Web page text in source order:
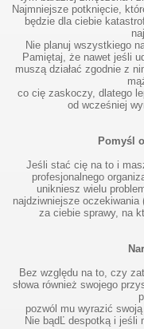
Najmniejsze potknięcie,
będzie dla ciebie
Nie planuj wszystkiego
Pamiętaj, że nawet jeśli
muszą działać zgodnie z
co cię zaskoczy, dlatego
od wcześniej
Pomyśl
Jeśli stać cię na to i
profesjonalnego
unikniesz wielu
najdziwniejsze oczekiwania
za ciebie sprawy, na
Bez względu na to, czy
słowa również swojego
pozwól mu wyrazić
Nie bądĽ despotką i jeśli